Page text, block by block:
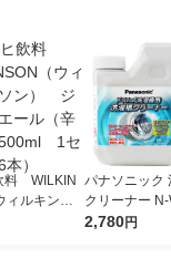
料 WILKIN
ィルキンソ
ジャエール
パナソニック
クリーナー
ラム洗濯機用
2,780円